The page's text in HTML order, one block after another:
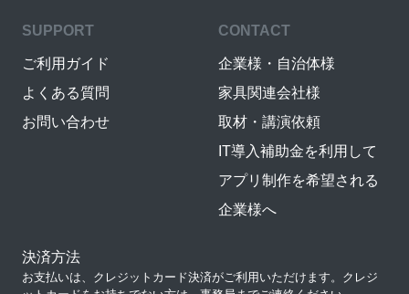
SUPPORT
ご利用ガイド
よくある質問
お問い合わせ
CONTACT
企業様・自治体様
家具関連会社様
取材・講演依頼
IT導入補助金を利用して
アプリ制作を希望される
企業様へ
決済方法
お支払いは、クレジットカード決済がご利用いただけます。クレジ